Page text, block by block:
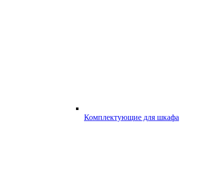
Комплектующие для шкафа